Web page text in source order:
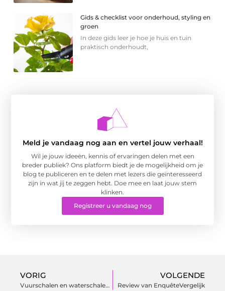
Gids & checklist voor onderhoud, styling en
groen
In deze gids leer je hoe je huis en tuin
praktisch onderhoudt,
Meld je vandaag nog aan en vertel jouw verhaal!
Wil je jouw ideeën, kennis of ervaringen delen met een
breder publiek? Ons platform biedt je de mogelijkheid om je
blog te publiceren en te delen met lezers die geïnteresseerd
zijn in wat jij te zeggen hebt. Doe mee en laat jouw stem
klinken.
Registreer u vandaag nog
VORIG
Vuurschalen en waterschalen van cortenstaal
VOLGENDE
Review van EnquêteVergelijk